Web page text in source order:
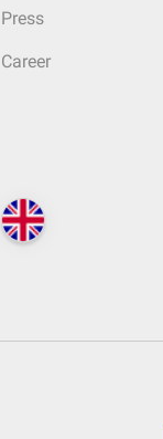
Press
Career